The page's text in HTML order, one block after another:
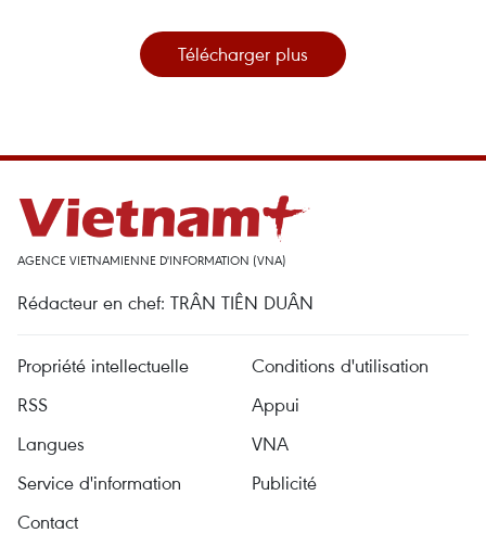
Télécharger plus
AGENCE VIETNAMIENNE D'INFORMATION (VNA)
Rédacteur en chef: TRÂN TIÊN DUÂN
Propriété intellectuelle
Conditions d'utilisation
RSS
Appui
Langues
VNA
Service d'information
Publicité
Contact